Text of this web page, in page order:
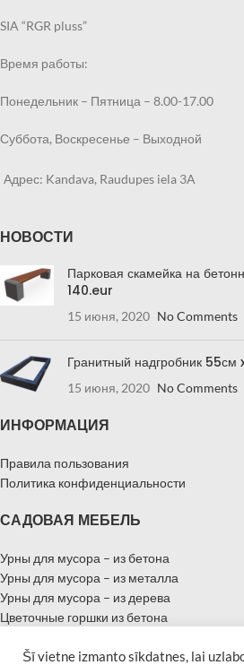
SIA “RGR pluss”
Время работы:
Понедельник – Пятница – 8.00-17.00
Суббота, Воскресенье – Выходной
Адрес: Kandava, Raudupes iela 3A
НОВОСТИ
Парковая скамейка на
140.eur
15 июня, 2020 No Comments
Гранитный надгробник 55см
15 июня, 2020 No Comments
ИНФОРМАЦИЯ
Правила пользования
Политика конфиденциальности
САДОВАЯ МЕБЕЛЬ
Урны для мусора – из бетона
Урны для мусора – из металла
Урны для мусора – из дерева
Цветочные горшки из бетона
Цветочные горшки из дерева
Šī vietne izmanto sīkdatnes, lai